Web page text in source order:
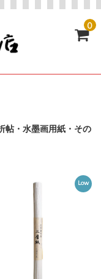
0
帖・水墨画用紙・その
Low